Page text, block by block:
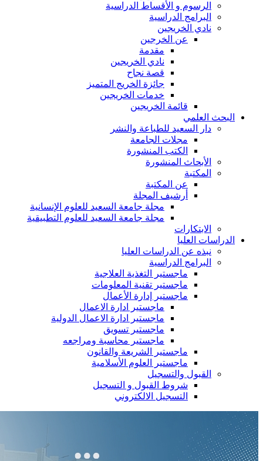
الرسوم و الأقساط الدراسية
البرامج الدراسية
نادي الخريجين
عن الخرجين
مقدمة
نادي الخريجين
قصة نجاح
جائزة الخريج المتميز
خدمات الخريجين
قائمة الخريجين
البحث العلمي
دار السعيد للطباعة والنشر
مجلات الجامعة
الكتب المنشورة
الأبحاث المنشورة
المكتبة
عن المكتبة
أرشيف المجلة
مجلة جامعة السعيد للعلوم الإنسانية
مجلة جامعة السعيد للعلوم التطبيقية
الابتكارات
الدراسات العليا
نبذه عن الدراسات العليا
البرامج الدراسية
ماجستير التغذية العلاجية
ماجستير تقنية المعلومات
ماجستير إدارة الأعمال
ماجستير ادارة الاعمال
ماجستير ادارة الاعمال الدولية
ماجستير تسويق
ماجستير محاسبة ومراجعه
ماجستير الشريعة والقانون
ماجستير العلوم الأسلامية
القبول والتسجيل
شروط القبول و التسجيل
التسجيل الالكتروني